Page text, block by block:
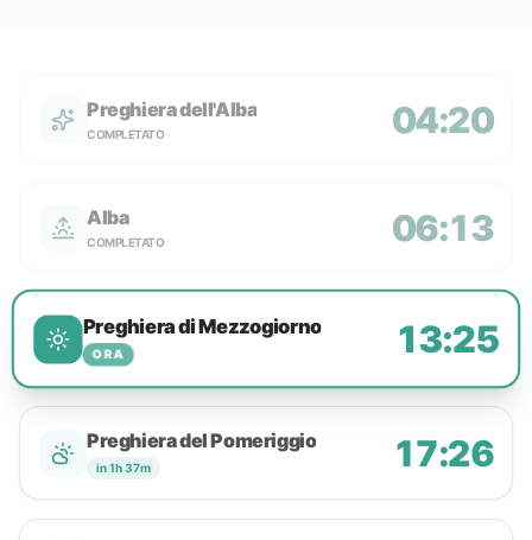
Preghiera dell'Alba
COMPLETATO 04:20
Alba
COMPLETATO 06:13
Preghiera di Mezzogiorno
ORA 13:25
Preghiera del Pomeriggio
in 1h 37m 17:26